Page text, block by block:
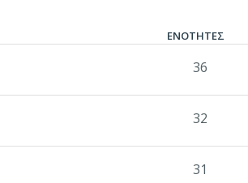
ΕΝΟΤΗΤΕΣ
36
32
31